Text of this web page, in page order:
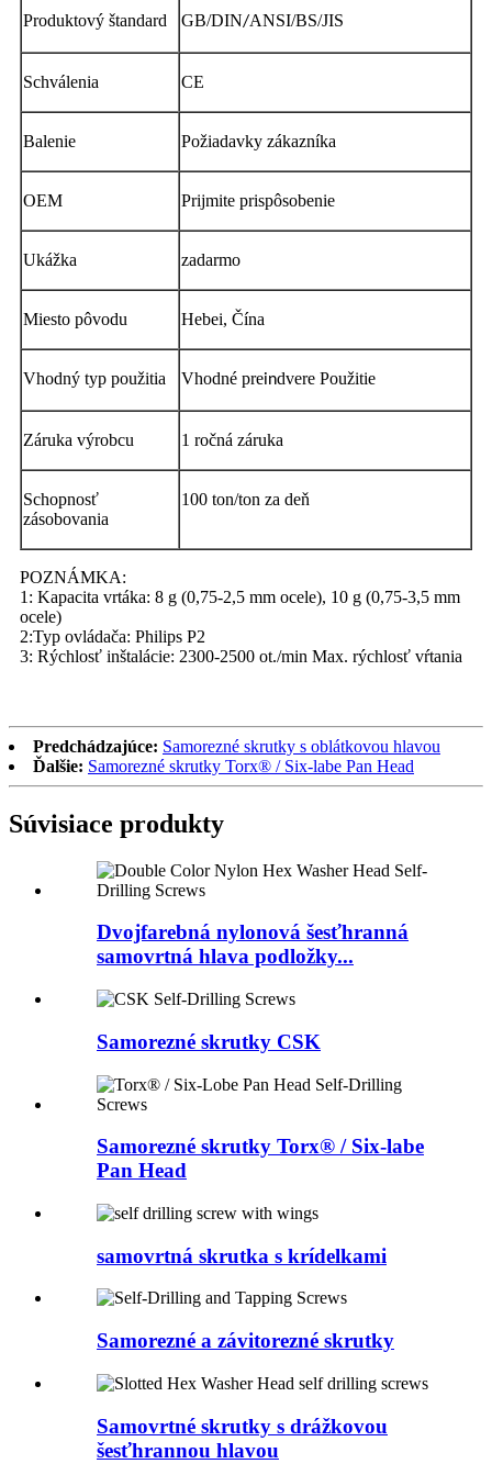
Produktový štandard GB/DIN/ANSI/BS/JIS
Schválenia CE
Balenie Požiadavky zákazníka
OEM Prijmite prispôsobenie
Ukážka zadarmo
Miesto pôvodu Hebei, Čína
Vhodný typ použitia Vhodné preindvere Použitie
Záruka výrobcu 1 ročná záruka
Schopnosť
zásobovania
100 ton/ton za deň
POZNÁMKA:
1: Kapacita vrtáka: 8 g (0,75-2,5 mm ocele), 10 g (0,75-3,5 mm
ocele)
2:Typ ovládača: Philips P2
3: Rýchlosť inštalácie: 2300-2500 ot./min Max. rýchlosť vŕtania
Predchádzajúce: Samorezné skrutky s oblátkovou hlavou
Ďalšie: Samorezné skrutky Torx® / Six-labe Pan Head
Súvisiace produkty
Dvojfarebná nylonová šesťhranná
samovrtná hlava podložky...
Samorezné skrutky CSK
Samorezné skrutky Torx® / Six-labe
Pan Head
samovrtná skrutka s krídelkami
Samorezné a závitorezné skrutky
Samovrtné skrutky s drážkovou
šesťhrannou hlavou